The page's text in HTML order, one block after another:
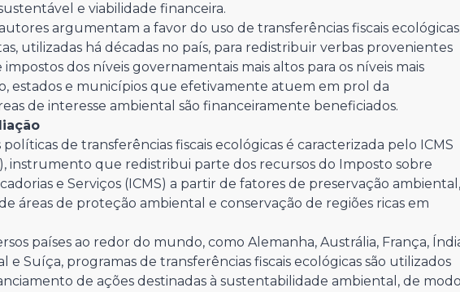
e viabilidade financeira.
argumentam a favor do uso de transferências fiscais
utilizadas há décadas no país, para redistribuir verbas provenientes
dos níveis governamentais mais altos para os níveis mais
estados e municípios que efetivamente atuem em prol da
de interesse ambiental são financeiramente beneficiados.
políticas de transferências fiscais ecológicas é caracterizada pelo ICMS
instrumento que redistribui parte dos recursos do Imposto sobre
e Serviços (ICMS) a partir de fatores de preservação ambiental,
áreas de proteção ambiental e conservação de regiões ricas em
países ao redor do mundo, como Alemanha, Austrália, França,
e Suíça, programas de transferências fiscais ecológicas são utilizados
de ações destinadas à sustentabilidade ambiental, de modo